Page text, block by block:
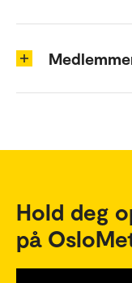
Hold deg
på